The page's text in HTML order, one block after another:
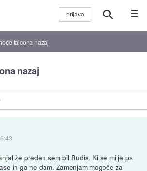
☰
falcona nazaj
nazaj
že preden sem bil Rudis. Ki se mi je pa
in ga ne dam. Zamenjam mogoče za